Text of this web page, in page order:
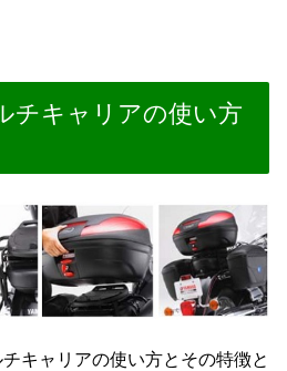
チキャリアの使い方
キャリアの使い方とその特徴と